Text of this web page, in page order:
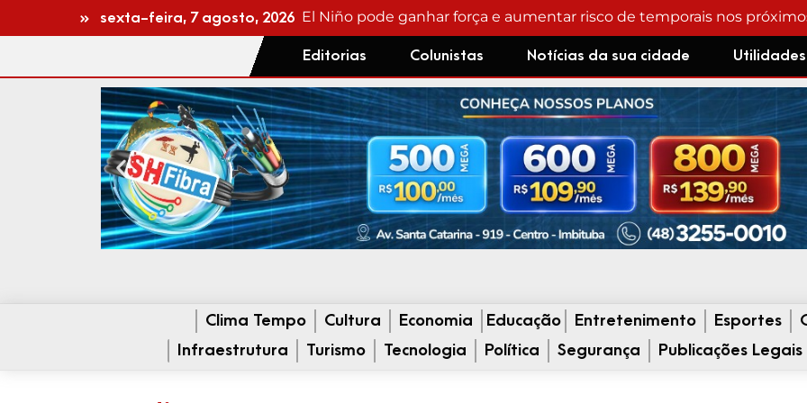
sexta-feira, 7 agosto, 2026 Filme gravado e
Editorias Colunistas Notícias da sua cidade Utilidades
Clima Tempo Cultura Economia Educação Entretenimento Esportes
Infraestrutura
Turismo Tecnologia Política Segurança Publicações Legais